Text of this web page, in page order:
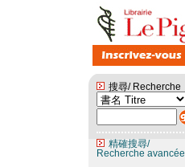
搜尋/ Recherche
精確搜尋/
Recherche avancée